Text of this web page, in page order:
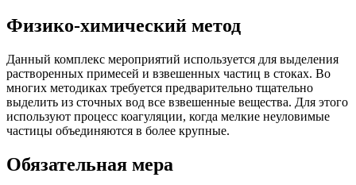
Физико-химический метод
Данный комплекс мероприятий используется для выделения
растворенных примесей и взвешенных частиц в стоках. Во
многих методиках требуется предварительно тщательно
выделить из сточных вод все взвешенные вещества. Для этого
используют процесс коагуляции, когда мелкие неуловимые
частицы объединяются в более крупные.
Обязательная мера